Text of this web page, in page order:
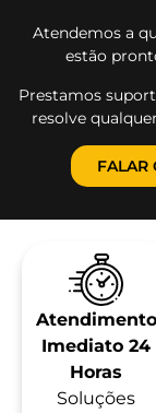
Atendemos a
estão
Prestamos
resolve
FALAR
Atendimento
Imediato 24
Horas
Soluções